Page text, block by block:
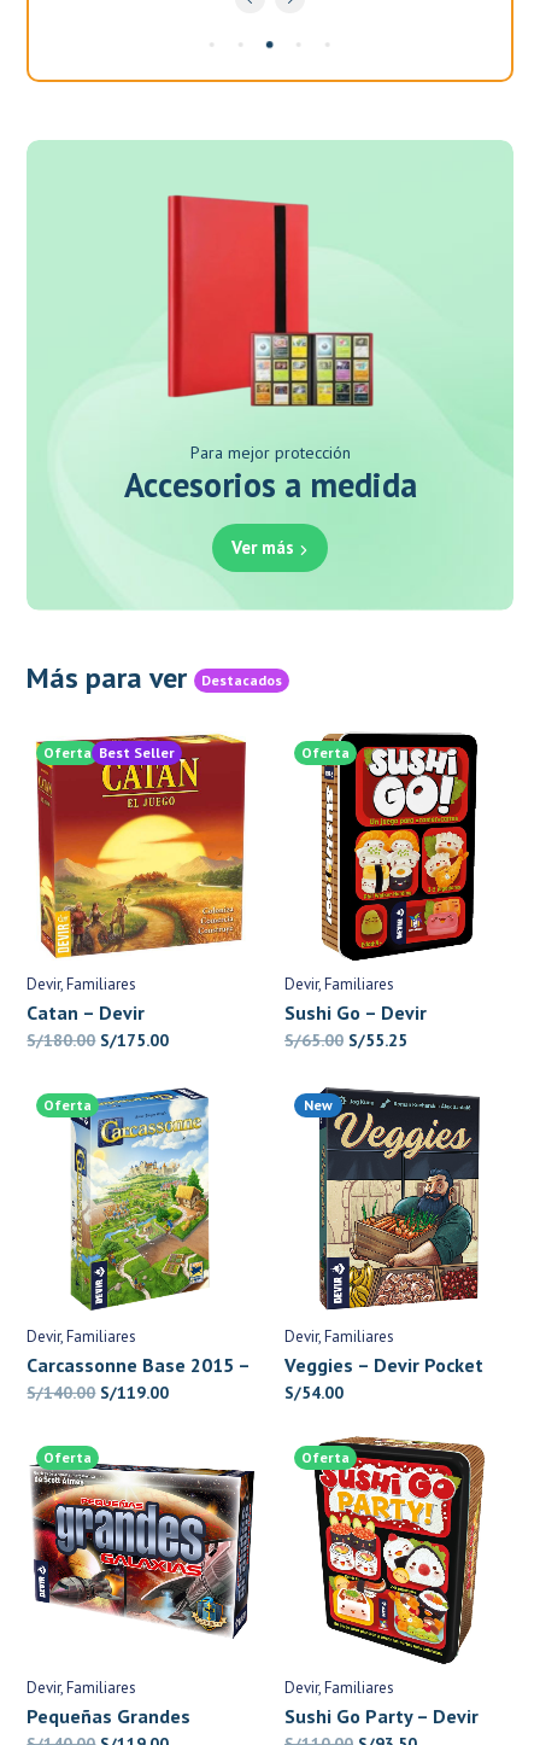
Para mejor protección
Accesorios a medida
Ver más
Más para ver Destacados
Oferta Best Seller
Devir Familiares
Catan – Devir
S/180.00 El
original
era:
S/180.00.
S/175.00El
actual
es:
S/175.00.
Oferta
Devir Familiares
Sushi Go – Devir
S/65.00 El
original
era:
S/65.00.
S/55.25
actual
es:
S/55.25.
Oferta
Devir Familiares
Carcassonne Base 2015 –
Devir
S/140.00 El
era:
S/140.00.
S/119.00El
es:
S/119.00.
New
Devir Familiares
Veggies – Devir Pocket
S/54.00
Oferta
Devir Familiares
Pequeñas Grandes
Oferta
Devir Familiares
Sushi Go Party – Devir